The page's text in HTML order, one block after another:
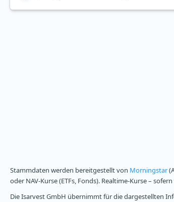
Stammdaten werden bereitgestellt von Morningstar
oder NAV-Kurse (ETFs, Fonds). Realtime-Kurse –
Die Isarvest GmbH übernimmt für die dargestellten